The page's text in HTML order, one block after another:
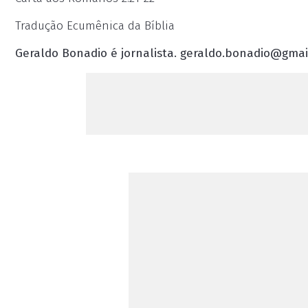
Tradução Ecumênica da Bíblia
Geraldo Bonadio é jornalista.